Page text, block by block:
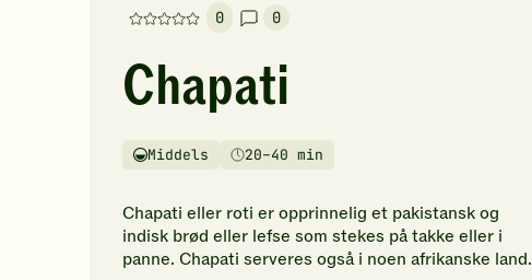
0
Denne
har
foreløpig
vurderinger.
første
til
å
0
Chapati
Vanskelighetsgrad
Middels
Tilberedningstid20–40 min
Chapati eller roti er opprinnelig et pakistansk og
indisk brød eller lefse som stekes på takke eller i
panne. Chapati serveres også i noen afrikanske land.